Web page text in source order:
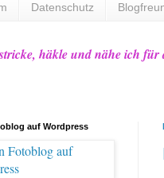
Datenschutz
häkle und nähe ich
auf Wordpress